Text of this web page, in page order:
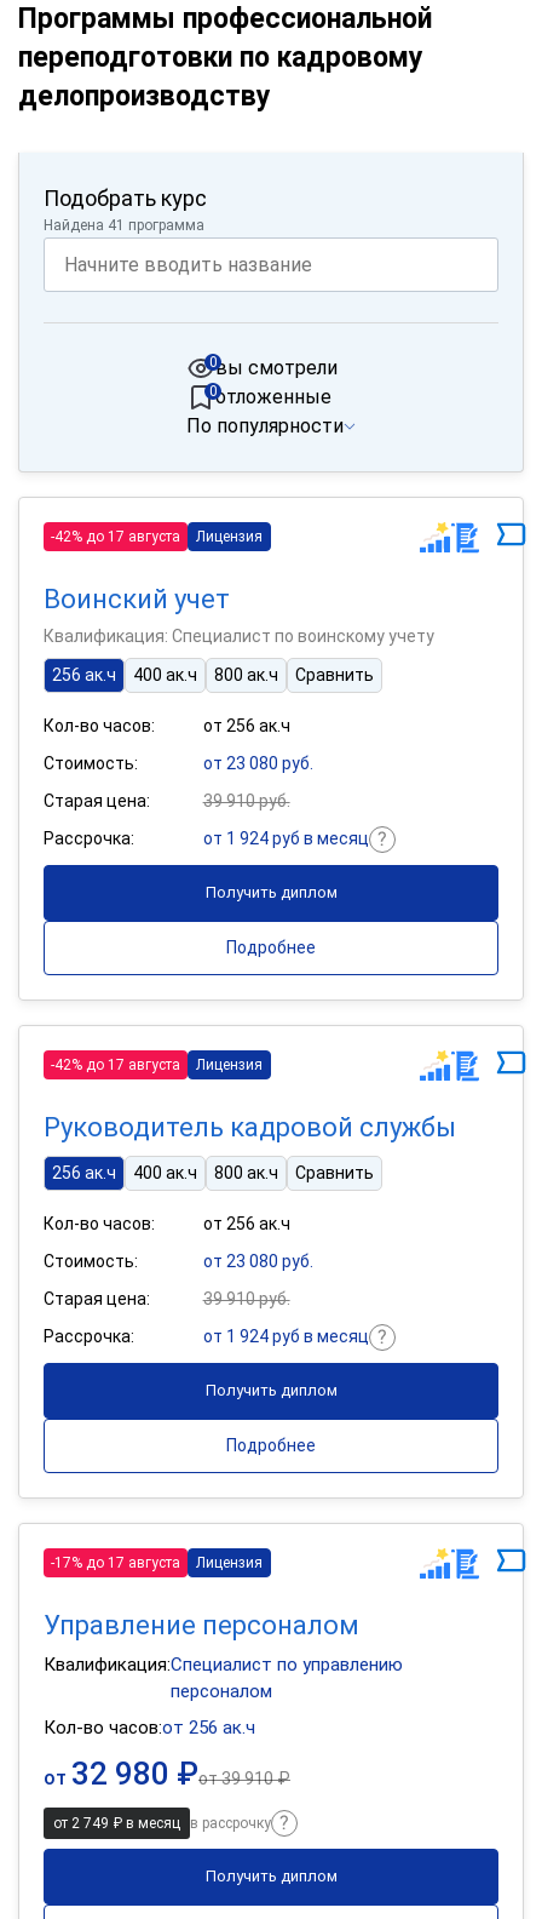
Программы профессиональной
переподготовки по кадровому
делопроизводству
Подобрать курс
Найдена 41 программа
вы смотрели
0
отложенные
0
По популярности
-42% до 17 августа Лицензия
Воинский учет
Квалификация: Специалист по воинскому учету
256 ак.ч
400 ак.ч 800 ак.ч Сравнить
Кол-во часов:
от 256 ак.ч
Стоимость:
от 23 080 руб.
Старая цена:
39 910 руб.
Рассрочка:
от 1 924 руб в месяц
Получить диплом
Подробнее
-42% до 17 августа Лицензия
Руководитель кадровой службы
256 ак.ч 400 ак.ч 800 ак.ч Сравнить
Кол-во часов:
от 256 ак.ч
Стоимость:
от 23 080 руб.
Старая цена:
39 910 руб.
Рассрочка:
от 1 924 руб в месяц
Получить диплом
Подробнее
-17% до 17 августа Лицензия
Управление персоналом
Квалификация:Специалист по управлению
персоналом
Кол-во часов:от 256 ак.ч
от 32 980 ₽от39 910 ₽
от 2 749 ₽ в месяц в рассрочку
Получить диплом